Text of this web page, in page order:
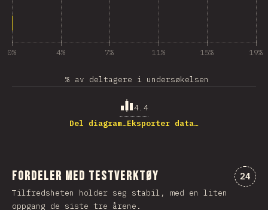
0% 4% 7% 11% 15% 19%
% av deltagere i undersøkelsen
4.4
Del diagram…Eksporter data…
Fordeler med Testverktøy 24
Tilfredsheten holder seg stabil, med en liten
oppgang de siste tre årene.